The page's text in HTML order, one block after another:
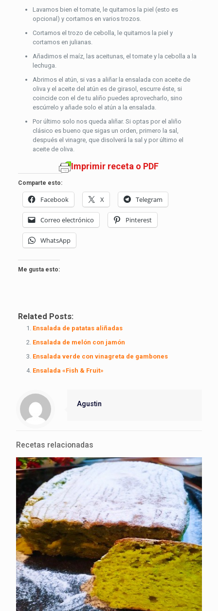
Lavamos bien el tomate, le quitamos la piel (esto es
opcional) y cortamos en varios trozos.
Cortamos el trozo de cebolla, le quitamos la piel y
cortamos en julianas.
Añadimos el maíz, las aceitunas, el tomate y la cebolla a la
lechuga.
Abrimos el atún, si vas a aliñar la ensalada con aceite de
oliva y el aceite del atún es de girasol, escurre éste, si
coincide con el de tu aliño puedes aprovecharlo, sino
escúrrelo y añade solo el atún a la ensalada.
Por último solo nos queda aliñar. Si optas por el aliño
clásico es bueno que sigas un orden, primero la sal,
después el vinagre, que disolverá la sal y por último el
aceite de oliva.
Imprimir receta o PDF
Comparte esto:
Facebook X Telegram
Correo electrónico Pinterest
WhatsApp
Me gusta esto:
Related Posts:
Ensalada de patatas aliñadas
Ensalada de melón con jamón
Ensalada verde con vinagreta de gambones
Ensalada «Fish & Fruit»
Agustin
Recetas relacionadas